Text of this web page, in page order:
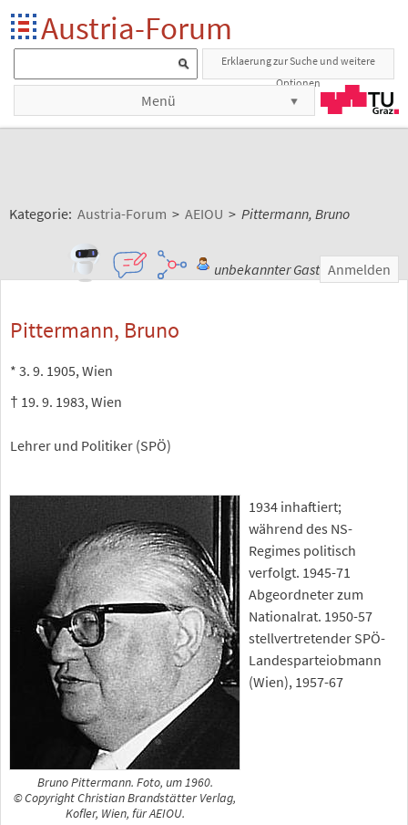
Austria-Forum
Erklaerung zur Suche und weitere
Optionen
Menü
Kategorie: Austria-Forum > AEIOU > Pittermann, Bruno
unbekannter Gast Anmelden
Pittermann, Bruno
* 3. 9. 1905, Wien
† 19. 9. 1983, Wien
Lehrer und Politiker (SPÖ)
Bruno Pittermann. Foto, um 1960.
© Copyright Christian Brandstätter Verlag,
Kofler, Wien, für AEIOU.
1934 inhaftiert;
während des NS-
Regimes politisch
verfolgt. 1945-71
Abgeordneter zum
Nationalrat. 1950-57
stellvertretender SPÖ-
Landesparteiobmann
(Wien), 1957-67